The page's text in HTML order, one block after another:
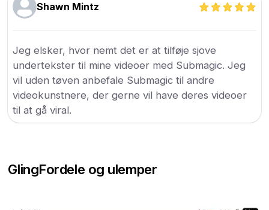
Shawn Mintz
Jeg elsker, hvor nemt det er at tilføje sjove
undertekster til mine videoer med Submagic. Jeg
vil uden tøven anbefale Submagic til andre
videokunstnere, der gerne vil have deres videoer
til at gå viral.
GlingFordele og ulemper